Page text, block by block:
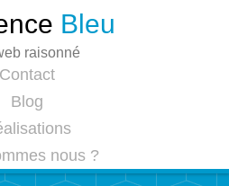
Bleu
raisonné
Contact
Blog
nous ?